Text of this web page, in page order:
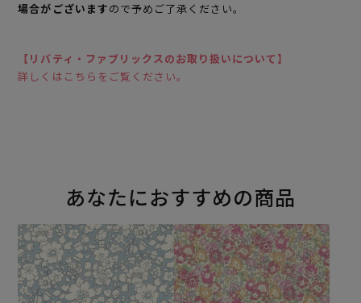
場合がございますので予めご了承ください。
【リバティ・ファブリックスのお取り扱いについて】
詳しくはこちらをご覧ください。
あなたにおすすめの商品